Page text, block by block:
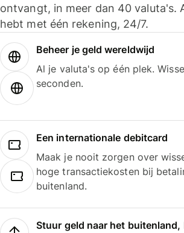
ontvangt, in meer dan 40 valuta's.
hebt met één rekening, 24/7.
Beheer je geld wereldwijd
Al je valuta's op één plek.
seconden.
Een internationale debitcard
Maak je nooit zorgen over
hoge transactiekosten bij
buitenland.
Stuur geld naar het buitenland,